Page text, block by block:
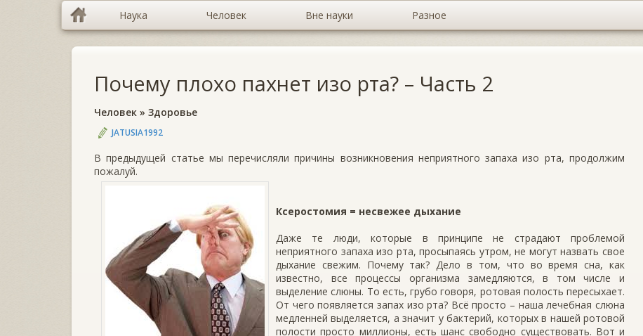
Наука Человек Вне науки Разное
Почему плохо пахнет изо рта? – Часть 2
Человек » Здоровье
JATUSIA1992
В предыдущей статье мы перечисляли причины возникновения неприятного запаха изо рта, продолжим
пожалуй.
Ксеростомия = несвежее дыхание
Даже те люди, которые в принципе не страдают проблемой
неприятного запаха изо рта, просыпаясь утром, не могут назвать свое
дыхание свежим. Почему так? Дело в том, что во время сна, как
известно, все процессы организма замедляются, в том числе и
выделение слюны. То есть, грубо говоря, ротовая полость пересыхает.
От чего появляется запах изо рта? Всё просто – наша лечебная слюна
медленней выделяется, а значит у бактерий, которых в нашей ротовой
полости просто миллионы, есть шанс свободно существовать. Вот и